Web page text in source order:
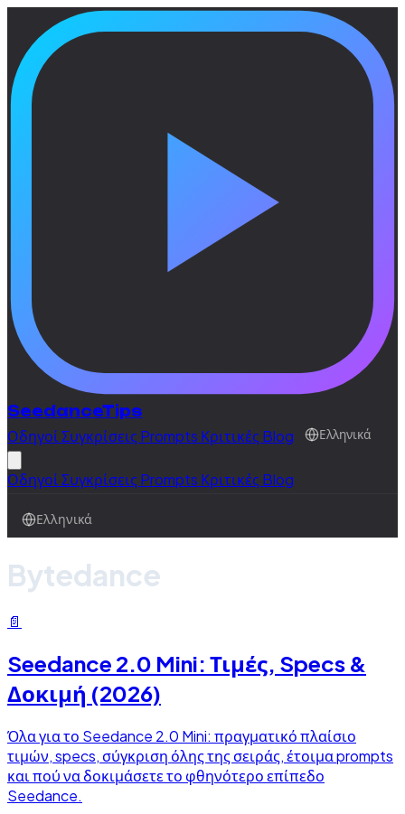
SeedanceTips
ΟδηγοίΣυγκρίσειςPrompts ΚριτικέςBlog Ελληνικά
ΟδηγοίΣυγκρίσειςPrompts ΚριτικέςBlog
Ελληνικά
Bytedance
📄
Seedance 2.0 Mini: Τιμές, Specs &
Δοκιμή (2026)
Όλα για το Seedance 2.0 Mini: πραγματικό πλαίσιο
τιμών, specs, σύγκριση όλης της σειράς, έτοιμα prompts
και πού να δοκιμάσετε το φθηνότερο επίπεδο
Seedance.